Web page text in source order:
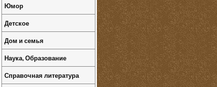
Юмор
Детское
Дом и семья
Наука, Образование
Справочная литература